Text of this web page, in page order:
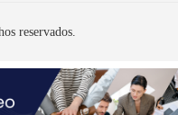
reservados.